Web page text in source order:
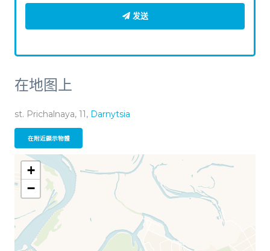
发送
在地图上
st. Prichalnaya, 11, Darnytsia
在附近顯示物體
+
−